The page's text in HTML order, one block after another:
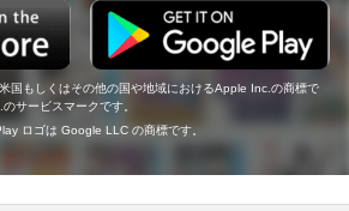
国もしくはその他の国や地域におけるApple Inc.の商標で
サービスマークです。
ロゴは Google LLC の商標です。